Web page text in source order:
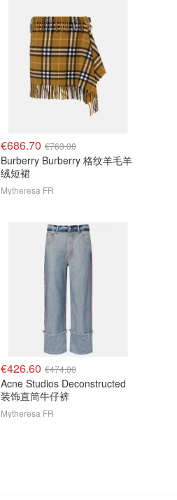
€686.70 €763.00
Burberry Burberry 格纹羊毛羊
绒短裙
Mytheresa FR
€426.60 €474.00
Acne Studios Deconstructed
装饰直筒牛仔裤
Mytheresa FR